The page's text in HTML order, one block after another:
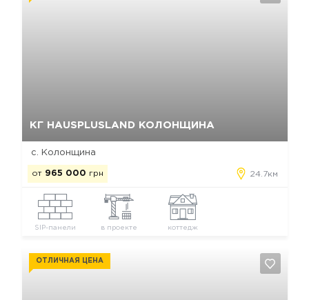
КГ HAUSPLUSLAND КОЛОНЩИНА
с. Колонщина
от 965 000 грн 24.7км
SIP-панели в проекте коттедж
ОТЛИЧНАЯ ЦЕНА